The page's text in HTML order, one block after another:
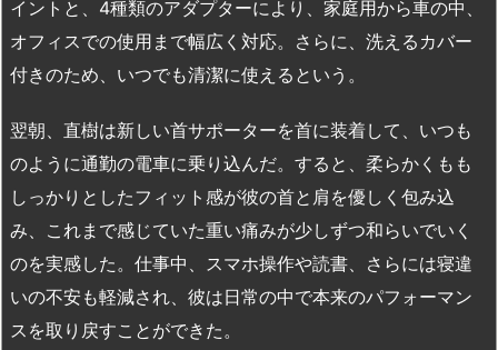
イントと、4種類のアダプターにより、家庭用から車の中、
オフィスでの使用まで幅広く対応。さらに、洗えるカバー
付きのため、いつでも清潔に使えるという。
翌朝、直樹は新しい首サポーターを首に装着して、いつも
のように通勤の電車に乗り込んだ。すると、柔らかくもも
しっかりとしたフィット感が彼の首と肩を優しく包み込
み、これまで感じていた重い痛みが少しずつ和らいでいく
のを実感した。仕事中、スマホ操作や読書、さらには寝違
いの不安も軽減され、彼は日常の中で本来のパフォーマン
スを取り戻すことができた。